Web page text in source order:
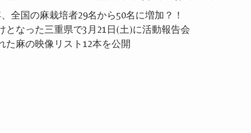
全国の麻栽培者29名から50名に増加？！
となった三重県で3月21日(土)に活動報告会
た麻の映像リスト12本を公開